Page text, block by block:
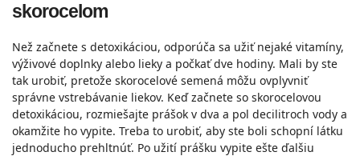
skorocelom
Než začnete s detoxikáciou, odporúča sa užiť nejaké vitamíny,
výživové doplnky alebo lieky a počkať dve hodiny. Mali by ste
tak urobiť, pretože skorocelové semená môžu ovplyvniť
správne vstrebávanie liekov. Keď začnete so skorocelovou
detoxikáciou, rozmiešajte prášok v dva a pol decilitroch vody a
okamžite ho vypite. Treba to urobiť, aby ste boli schopní látku
jednoducho prehltnúť. Po užití prášku vypite ešte ďalšiu